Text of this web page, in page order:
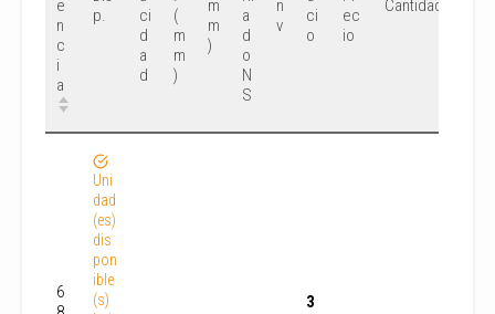
e
n
c
i
a
p.
ci
d
a
d
(
m
m
)
m
m
)
a
d
o
N
S
n
v
ci
o
ec
io
Cantidad
6
Uni
dad
(es)
dis
pon
ible
(s)
3